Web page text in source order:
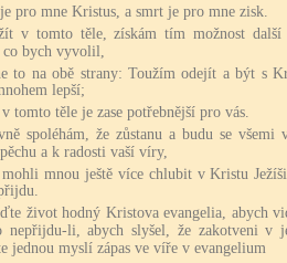
pro mne Kristus, a smrt je pro mne zisk.
v tomto těle, získám tím možnost další
bych vyvolil,
to na obě strany: Toužím odejít a být s
lepší;
tomto těle je zase potřebnější pro vás.
spoléhám, že zůstanu a budu se všemi
a k radosti vaší víry,
mohli mnou ještě více chlubit v Kristu
život hodný Kristova evangelia, abych
nepřijdu-li, abych slyšel, že zakotveni v
jednou myslí zápas ve víře v evangelium